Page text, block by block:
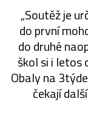
„Soutěž je
do první
do druhé
škol si i letos
Obaly na
čekají